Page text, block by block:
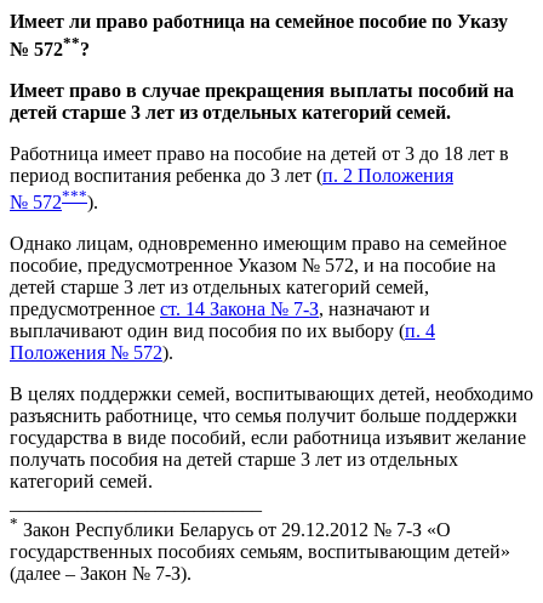
Имеет ли право работница на семейное пособие по Указу
№ 572**?
Имеет право в случае прекращения выплаты пособий на
детей старше 3 лет из отдельных категорий семей.
Работница имеет право на пособие на детей от 3 до 18 лет в
период воспитания ребенка до 3 лет (п. 2 Положения
№ 572***).
Однако лицам, одновременно имеющим право на семейное
пособие, предусмотренное Указом № 572, и на пособие на
детей старше 3 лет из отдельных категорий семей,
предусмотренное ст. 14 Закона № 7-З, назначают и
выплачивают один вид пособия по их выбору (п. 4
Положения № 572).
В целях поддержки семей, воспитывающих детей, необходимо
разъяснить работнице, что семья получит больше поддержки
государства в виде пособий, если работница изъявит желание
получать пособия на детей старше 3 лет из отдельных
категорий семей.
* Закон Республики Беларусь от 29.12.2012 № 7-З «О
государственных пособиях семьям, воспитывающим детей»
(далее – Закон № 7-З).